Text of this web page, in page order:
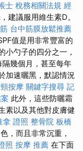
士 稅務相關法規 經
建議服用維生素D。
台中筋膜放鬆推薦
值是用非常豐富的
小勺子的四分之一，
幾個月，甚至每年
加速曬黑，默認情況
按摩 關鍵字搜尋 記
此外，這些防曬霜
素以及其他對皮膚健
拿 證照 整骨院 板橋
，而且非常沉重，
照 按摩 推薦 在下面